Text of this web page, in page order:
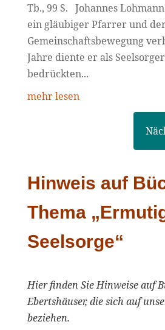
Tb., 99 S. Johannes
ein gläubiger Pfarrer und
Gemeinschaftsbewegung
Jahre diente er als
bedrückten...
mehr lesen
Hinweis auf
Thema
Seelsorge“
Hier finden Sie Hinweise auf
Ebertshäuser, die sich auf
beziehen.